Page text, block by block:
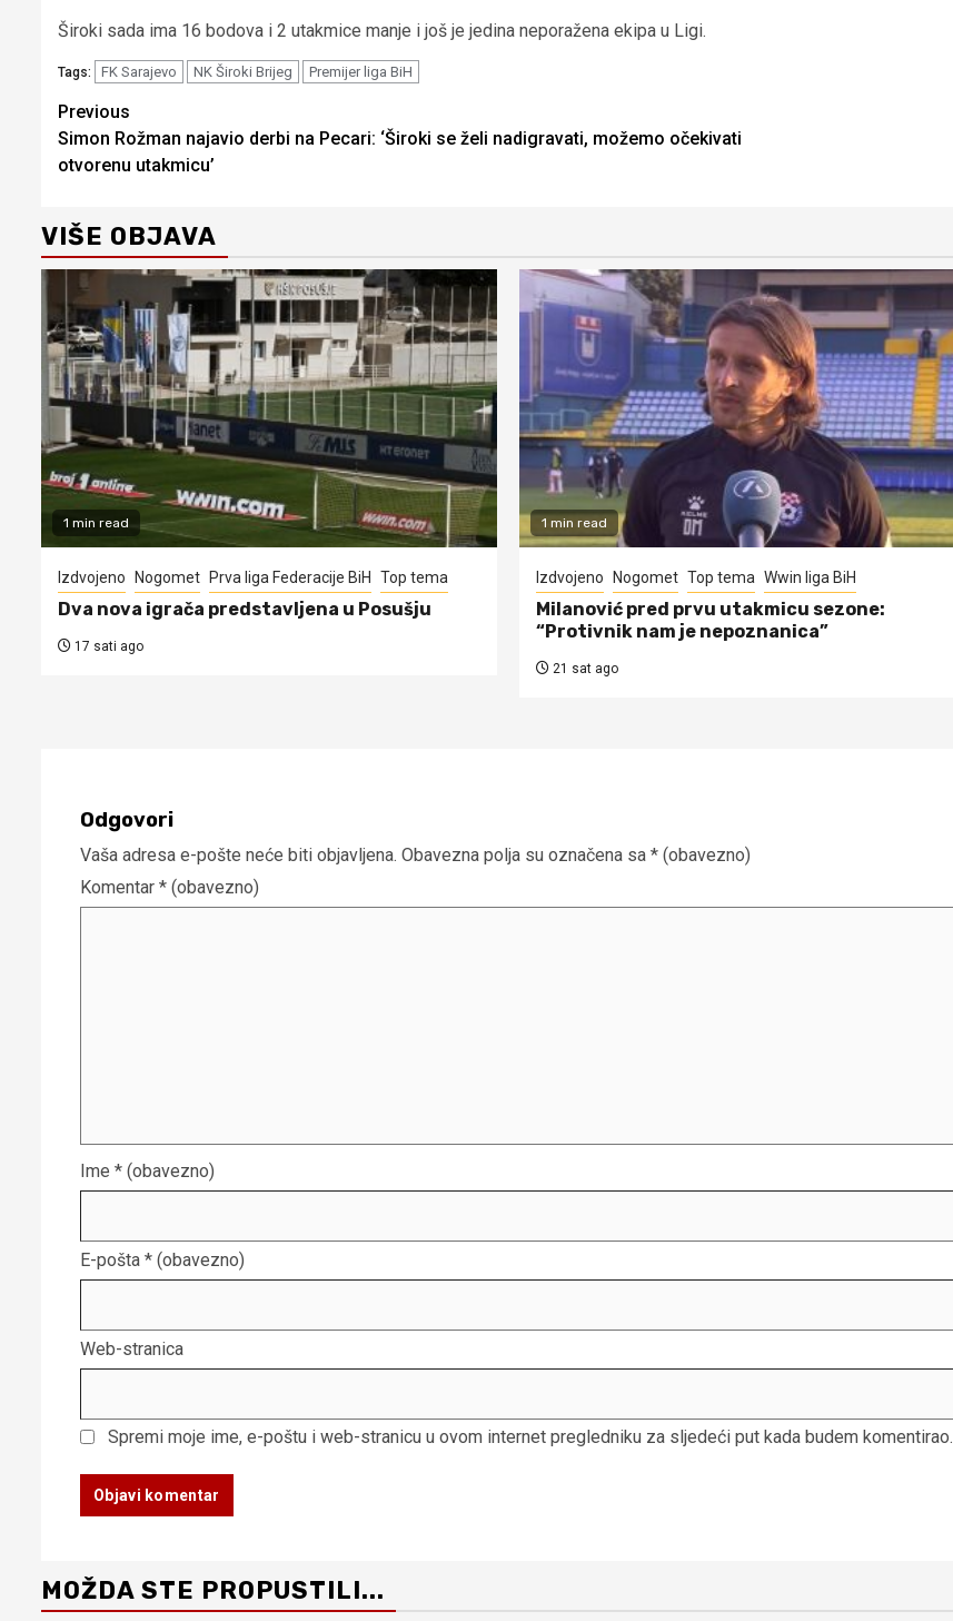
Široki sada ima 16 bodova i 2 utakmice manje i još je jedina neporažena ekipa u Ligi.
Tags: FK Sarajevo NK Široki Brijeg Premijer liga BiH
Continue
Reading
Previous
Simon Rožman najavio derbi na Pecari: ‘Široki se želi nadigravati, možemo očekivati
otvorenu utakmicu’
VIŠE OBJAVA
1 min read
Izdvojeno Nogomet Prva liga Federacije BiH Top tema
Dva nova igrača predstavljena u Posušju
17 sati ago
1 min read
Izdvojeno Nogomet Top tema Wwin liga BiH
Milanović pred prvu utakmicu sezone:
“Protivnik nam je nepoznanica”
21 sat ago
Odgovori
Vaša adresa e-pošte neće biti objavljena. Obavezna polja su označena sa * (obavezno)
Komentar * (obavezno)
Ime * (obavezno)
E-pošta * (obavezno)
Web-stranica
Spremi moje ime, e-poštu i web-stranicu u ovom internet pregledniku za sljedeći put kada budem komentirao.
MOŽDA STE PROPUSTILI...